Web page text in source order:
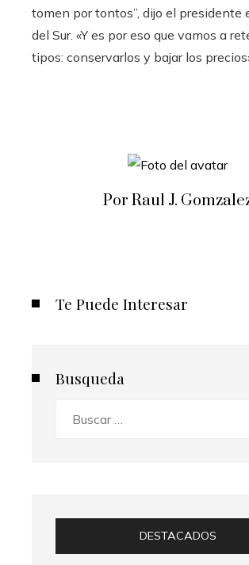
tomen por tontos”, dijo el presidente
del Sur. «Y es por eso que vamos a
tipos: conservarlos y bajar los
Por Raul J.
Te Puede Interesar
Busqueda
DESTACADOS